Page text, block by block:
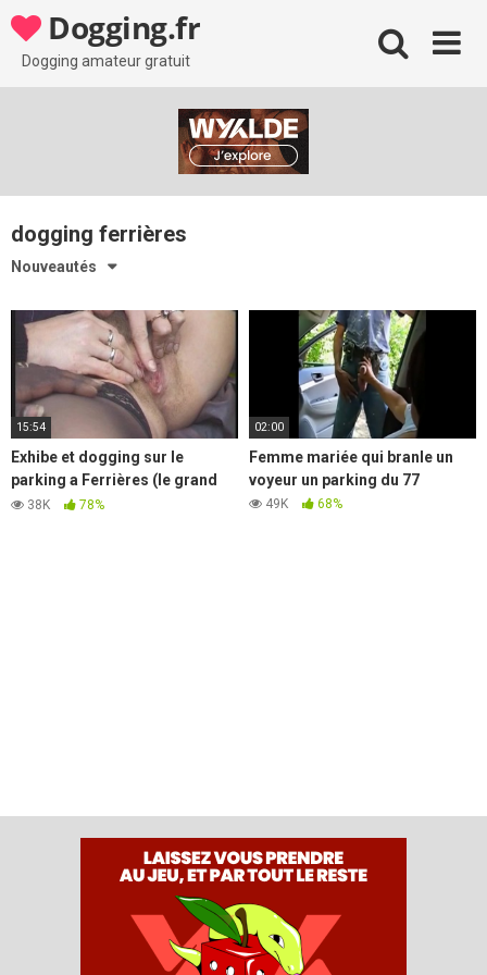
to
content
Dogging.fr
Dogging amateur gratuit
dogging ferrières
Nouveautés
15:54
Exhibe et dogging sur le
parking a Ferrières (le grand
bureau)
38K 78%
02:00
Femme mariée qui branle un
voyeur un parking du 77
49K 68%